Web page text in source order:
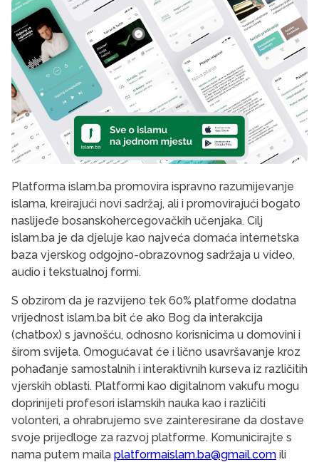
Platforma islam.ba promovira ispravno razumijevanje
islama, kreirajući novi sadržaj, ali i promovirajući bogato
naslijeđe bosanskohercegovačkih učenjaka. Cilj
islam.ba je da djeluje kao najveća domaća internetska
baza vjerskog odgojno-obrazovnog sadržaja u video,
audio i tekstualnoj formi.
S obzirom da je razvijeno tek 60% platforme dodatna
vrijednost islam.ba bit će ako Bog da interakcija
(chatbox) s javnošću, odnosno korisnicima u domovini i
širom svijeta. Omogućavat će i lično usavršavanje kroz
pohađanje samostalnih i interaktivnih kurseva iz različitih
vjerskih oblasti. Platformi kao digitalnom vakufu mogu
doprinijeti profesori islamskih nauka kao i različiti
volonteri, a ohrabrujemo sve zainteresirane da dostave
svoje prijedloge za razvoj platforme. Komunicirajte s
nama putem maila platformaislam.ba@gmail.com ili